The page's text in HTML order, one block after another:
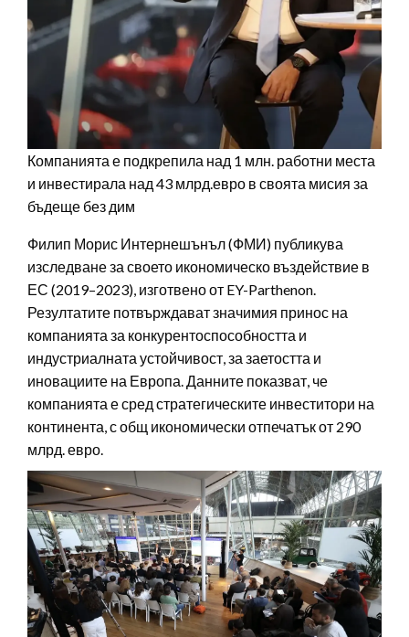
Компанията е подкрепила над 1 млн. работни места
и инвестирала над 43 млрд.евро в своята мисия за
бъдеще без дим
Филип Морис Интернешънъл (ФМИ) публикува
изследване за своето икономическо въздействие в
ЕС (2019–2023), изготвено от EY-Parthenon.
Резултатите потвърждават значимия принос на
компанията за конкурентоспособността и
индустриалната устойчивост, за заетостта и
иновациите на Европа. Данните показват, че
компанията е сред стратегическите инвеститори на
континента, с общ икономически отпечатък от 290
млрд. евро.